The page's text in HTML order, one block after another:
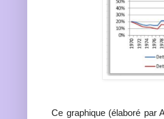
Ce graphique (élaboré par